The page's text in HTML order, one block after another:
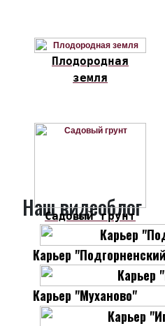
Плодородная
земля
Садовый грунт
Наш видеоблог
Карьер
Карьер "Муханово"